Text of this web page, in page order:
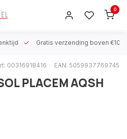
0
Gratis verzending boven €100
00316918416 EAN: 5059937769745
PLACEM AQSH